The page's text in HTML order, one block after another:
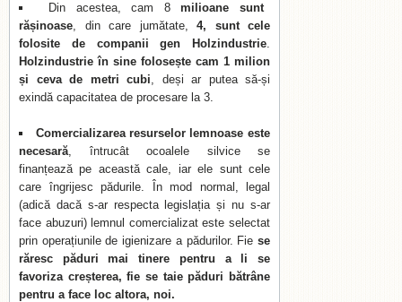
Din acestea, cam 8milioane sunt
rășinoase, din care jumătate, 4, sunt cele
folosite de companii gen Holzindustrie.
Holzindustrie în sine folosește cam 1 milion
și ceva de metri cubi, deși ar putea să-și
exindă capacitatea de procesare la 3.
Comercializarea resurselor lemnoase este
necesară, întrucât ocoalele silvice se
finanțează pe această cale, iar ele sunt cele
care îngrijesc pădurile. În mod normal, legal
(adică dacă s-ar respecta legislația și nu s-ar
face abuzuri) lemnul comercializat este selectat
prin operațiunile de igienizare a pădurilor. Fie se
răresc păduri mai tinere pentru a li se
favoriza creșterea, fie se taie păduri bătrâne
pentru a face loc altora, noi.